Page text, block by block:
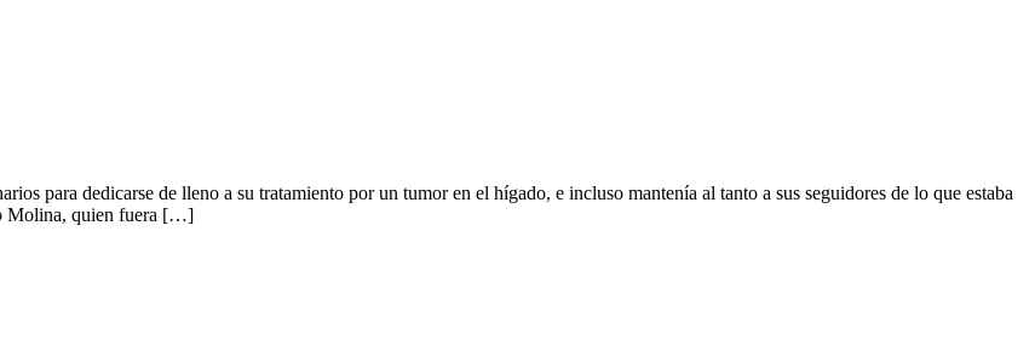
para dedicarse de lleno a su tratamiento por un tumor en el hígado, e incluso mantenía al tanto a sus seguidores de lo que estaba
Molina, quien fuera […]